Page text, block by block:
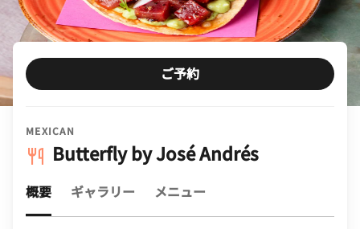
MEXICAN
Butterfly by José Andrés
ご予約
概要 ギャラリー メニュー